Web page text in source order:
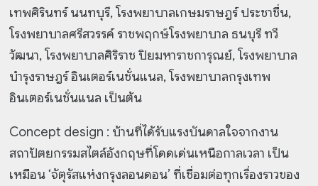
เทพศิรินทร์ นนทบุรี, โรงพยาบาลเกษมราษฎร์ ประชาชื่น,
โรงพยาบาลศรีสวรรค์ ราชพฤกษ์โรงพยาบาล ธนบุรี ทวี
วัฒนา, โรงพยาบาลศิริราช ปิยมหาราชการุณย์, โรงพยาบาล
บำรุงราษฎร์ อินเตอร์เนชั่นแนล, โรงพยาบาลกรุงเทพ
อินเตอร์เนชั่นแนล เป็นต้น
Concept design : บ้านที่ได้รับแรงบันดาลใจจากงาน
สถาปัตยกรรมสไตล์อังกฤษที่โดดเด่นเหนือกาลเวลา เป็น
เหมือน ‘จัตุรัสแห่งกรุงลอนดอน’ ที่เชื่อมต่อทุกเรื่องราวของ